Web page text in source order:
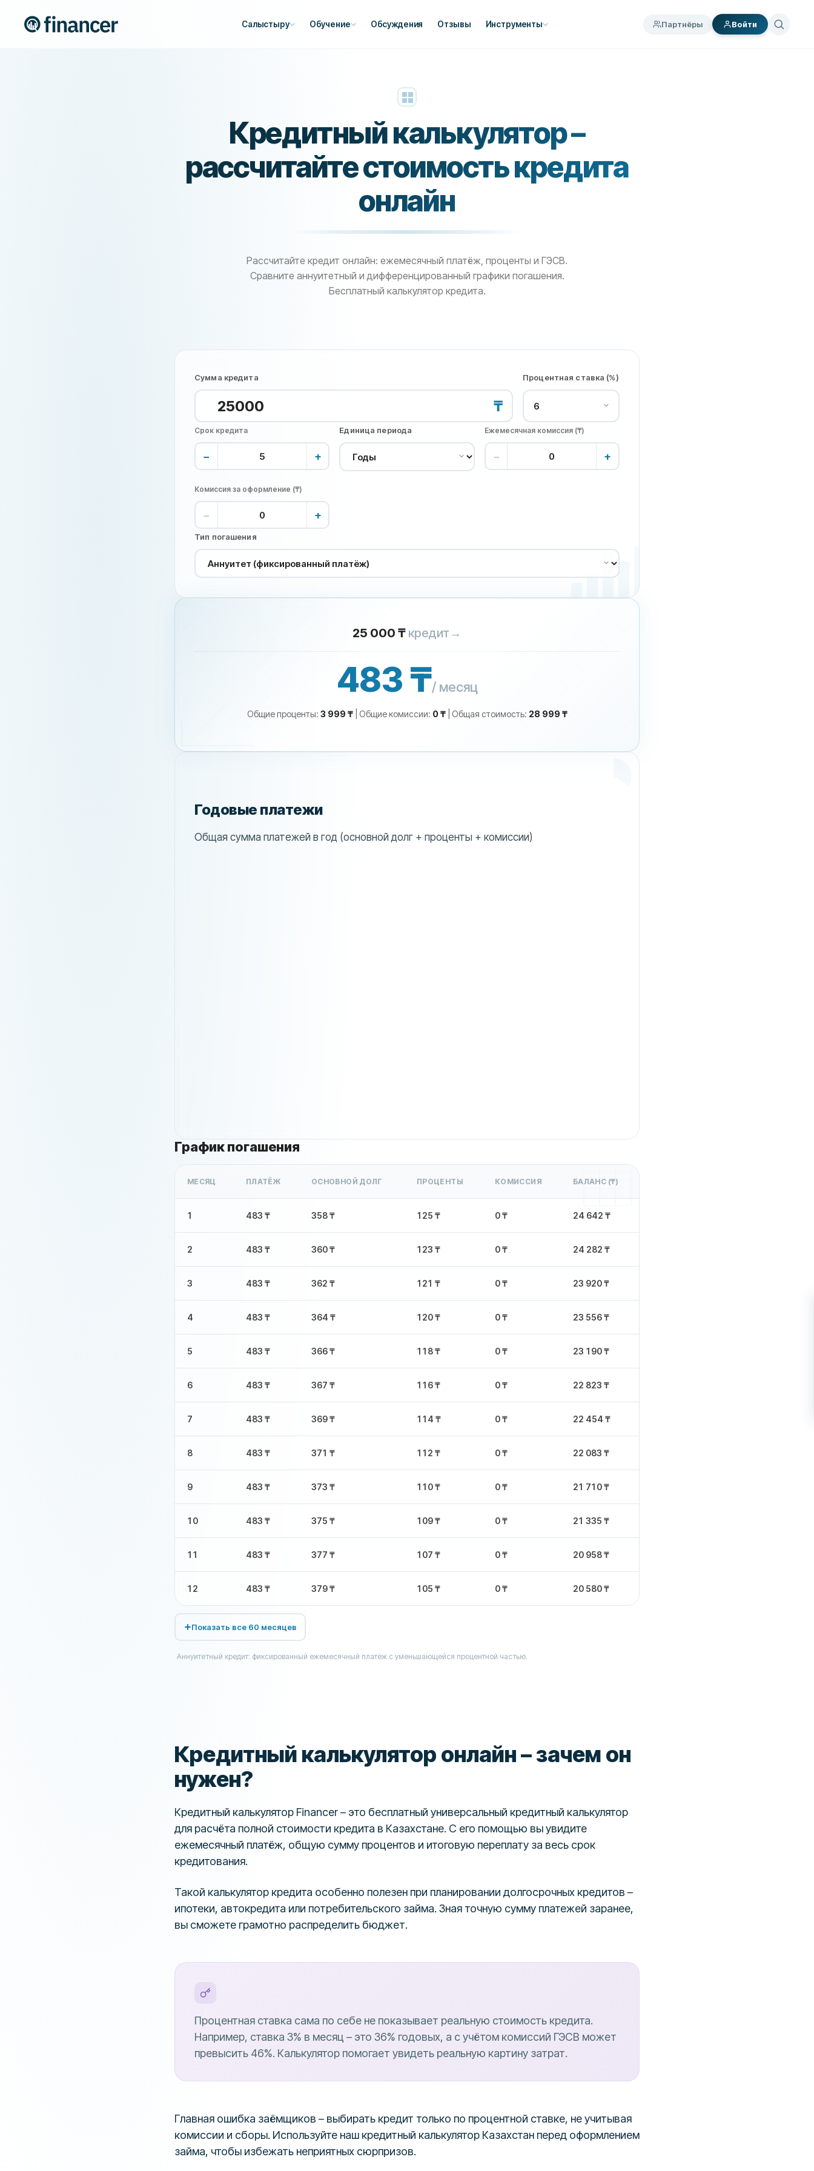
Салыстыру Обучение Обсуждения Отзывы Инструменты Партнёры Войти
Кредитный калькулятор –
рассчитайте стоимость кредита
онлайн
Рассчитайте кредит онлайн: ежемесячный платёж, проценты и ГЭСВ.
Сравните аннуитетный и дифференцированный графики погашения.
Бесплатный калькулятор кредита.
Сумма кредита
₸
Процентная ставка (%)
Срок кредита
− +
Единица периода Ежемесячная комиссия (₸)
− +
Комиссия за оформление (₸)
− +
Тип погашения
25 000 ₸ кредит →
483 ₸/ месяц
Общие проценты: 3 999 ₸| Общие комиссии: 0 ₸| Общая стоимость: 28 999 ₸
Годовые платежи
Общая сумма платежей в год (основной долг + проценты + комиссии)
График погашения
МЕСЯЦ ПЛАТЁЖ ОСНОВНОЙ ДОЛГ ПРОЦЕНТЫ КОМИССИЯ БАЛАНС (₸)
1 483 ₸ 358 ₸ 125 ₸ 0 ₸ 24 642 ₸
2 483 ₸ 360 ₸ 123 ₸ 0 ₸ 24 282 ₸
3 483 ₸ 362 ₸ 121 ₸ 0 ₸ 23 920 ₸
4 483 ₸ 364 ₸ 120 ₸ 0 ₸ 23 556 ₸
5 483 ₸ 366 ₸ 118 ₸ 0 ₸ 23 190 ₸
6 483 ₸ 367 ₸ 116 ₸ 0 ₸ 22 823 ₸
7 483 ₸ 369 ₸ 114 ₸ 0 ₸ 22 454 ₸
8 483 ₸ 371 ₸ 112 ₸ 0 ₸ 22 083 ₸
9 483 ₸ 373 ₸ 110 ₸ 0 ₸ 21 710 ₸
10 483 ₸ 375 ₸ 109 ₸ 0 ₸ 21 335 ₸
11 483 ₸ 377 ₸ 107 ₸ 0 ₸ 20 958 ₸
12 483 ₸ 379 ₸ 105 ₸ 0 ₸ 20 580 ₸
Показать все 60 месяцев
Аннуитетный кредит: фиксированный ежемесячный платёж с уменьшающейся процентной частью.
Кредитный калькулятор онлайн – зачем он
нужен?
Кредитный калькулятор Financer – это бесплатный универсальный кредитный калькулятор
для расчёта полной стоимости кредита в Казахстане. С его помощью вы увидите
ежемесячный платёж, общую сумму процентов и итоговую переплату за весь срок
кредитования.
Такой калькулятор кредита особенно полезен при планировании долгосрочных кредитов –
ипотеки, автокредита или потребительского займа. Зная точную сумму платежей заранее,
вы сможете грамотно распределить бюджет.
Процентная ставка сама по себе не показывает реальную стоимость кредита.
Например, ставка 3% в месяц – это 36% годовых, а с учётом комиссий ГЭСВ может
превысить 46%. Калькулятор помогает увидеть реальную картину затрат.
Главная ошибка заёмщиков – выбирать кредит только по процентной ставке, не учитывая
комиссии и сборы. Используйте наш кредитный калькулятор Казахстан перед оформлением
займа, чтобы избежать неприятных сюрпризов.